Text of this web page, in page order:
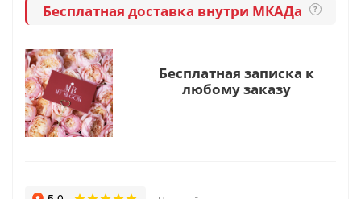
Бесплатная доставка внутри МКАДа ?
Бесплатная записка к
любому заказу